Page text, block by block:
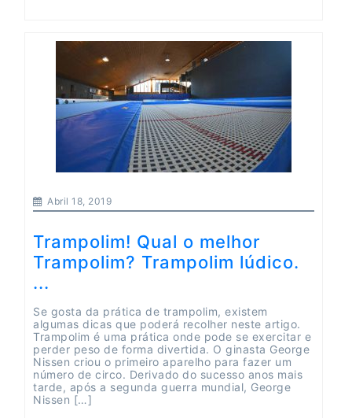
Abril 18, 2019
Trampolim! Qual o melhor
Trampolim? Trampolim lúdico.
...
Se gosta da prática de trampolim, existem
algumas dicas que poderá recolher neste artigo.
Trampolim é uma prática onde pode se exercitar e
perder peso de forma divertida. O ginasta George
Nissen criou o primeiro aparelho para fazer um
número de circo. Derivado do sucesso anos mais
tarde, após a segunda guerra mundial, George
Nissen […]